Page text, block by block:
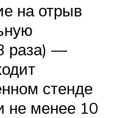
на отрыв
раза) —
стенде
не менее 10